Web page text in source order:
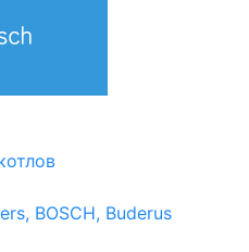
BOSCH, Buderus